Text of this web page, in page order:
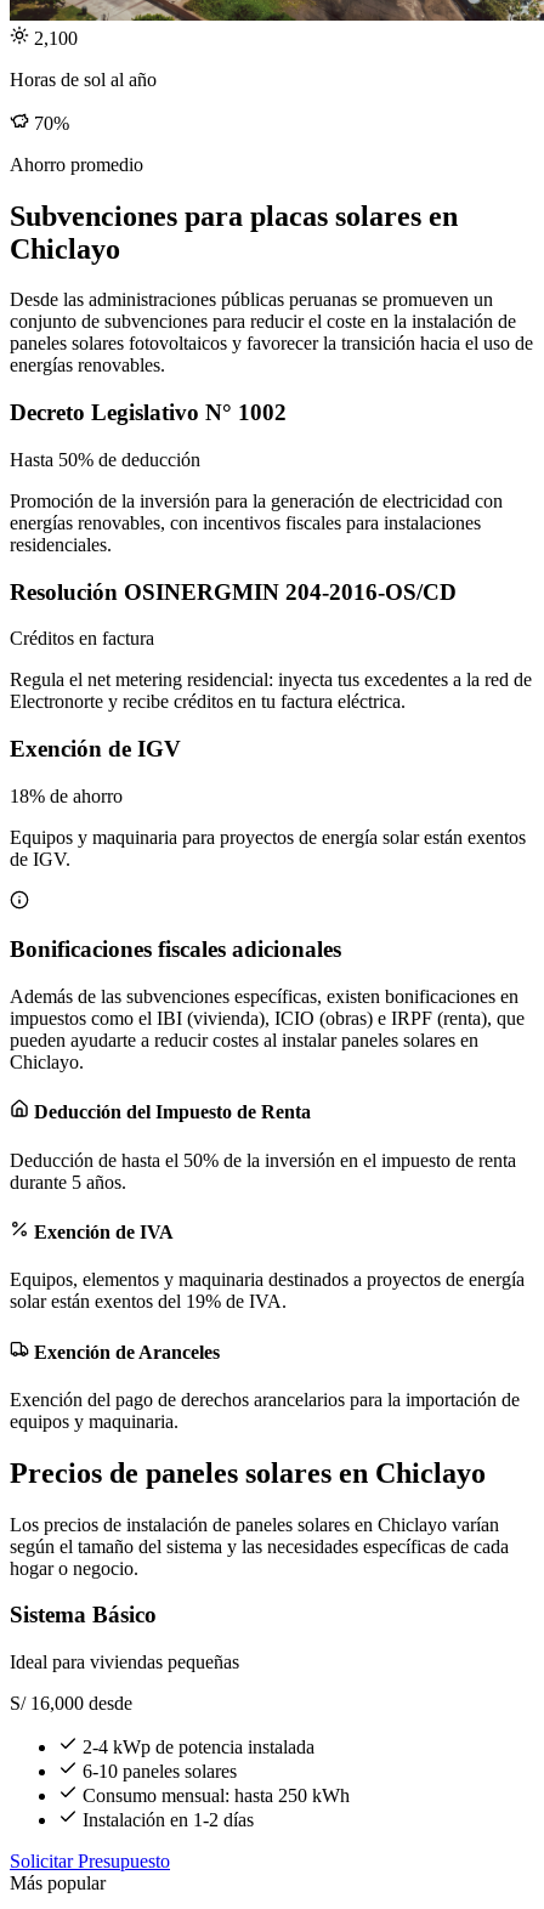
2,100
Horas de sol al año
70%
Ahorro promedio
Subvenciones para placas solares en
Chiclayo
Desde las administraciones públicas peruanas se promueven un
conjunto de subvenciones para reducir el coste en la instalación de
paneles solares fotovoltaicos y favorecer la transición hacia el uso de
energías renovables.
Decreto Legislativo N° 1002
Hasta 50% de deducción
Promoción de la inversión para la generación de electricidad con
energías renovables, con incentivos fiscales para instalaciones
residenciales.
Resolución OSINERGMIN 204-2016-OS/CD
Créditos en factura
Regula el net metering residencial: inyecta tus excedentes a la red de
Electronorte y recibe créditos en tu factura eléctrica.
Exención de IGV
18% de ahorro
Equipos y maquinaria para proyectos de energía solar están exentos
de IGV.
Bonificaciones fiscales adicionales
Además de las subvenciones específicas, existen bonificaciones en
impuestos como el IBI (vivienda), ICIO (obras) e IRPF (renta), que
pueden ayudarte a reducir costes al instalar paneles solares en
Chiclayo.
Deducción del Impuesto de Renta
Deducción de hasta el 50% de la inversión en el impuesto de renta
durante 5 años.
Exención de IVA
Equipos, elementos y maquinaria destinados a proyectos de energía
solar están exentos del 19% de IVA.
Exención de Aranceles
Exención del pago de derechos arancelarios para la importación de
equipos y maquinaria.
Precios de paneles solares en Chiclayo
Los precios de instalación de paneles solares en Chiclayo varían
según el tamaño del sistema y las necesidades específicas de cada
hogar o negocio.
Sistema Básico
Ideal para viviendas pequeñas
S/ 16,000 desde
2-4 kWp de potencia instalada
6-10 paneles solares
Consumo mensual: hasta 250 kWh
Instalación en 1-2 días
Solicitar Presupuesto
Más popular